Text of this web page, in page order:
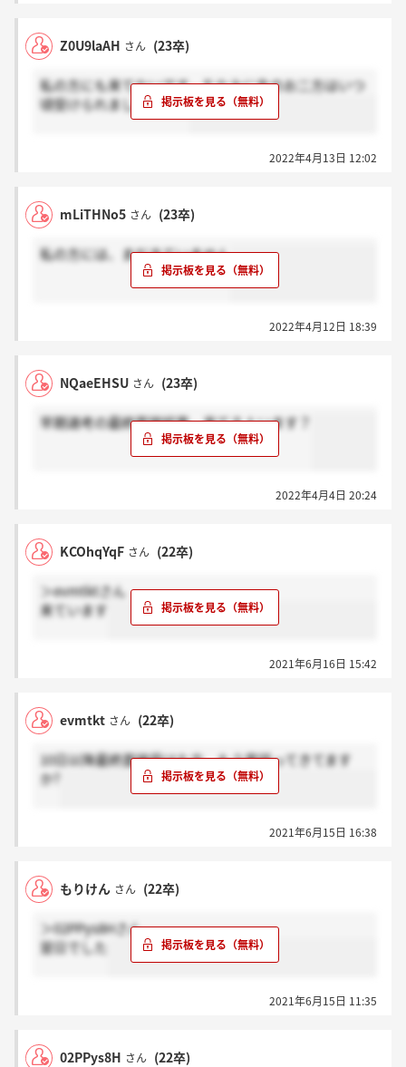
Z0U9laAH さん (23卒)
私の方にも来てないです。ちなみに先のお二方はいつ
頃受けられましたか…？
2022年4月13日 12:02
mLiTHNo5 さん (23卒)
私の方には、まだきていません
2022年4月12日 18:39
NQaeEHSU さん (23卒)
早期選考の最終面接結果、来てる人います？
2022年4月4日 20:24
KCOhqYqF さん (22卒)
＞evmtktさん
来ています
2021年6月16日 15:42
evmtkt さん (22卒)
10日以降最終面接受けた方、もう電話ってきてます
か?
2021年6月15日 16:38
もりけん さん (22卒)
＞02PPys8Hさん
翌日でした
2021年6月15日 11:35
02PPys8H さん (22卒)